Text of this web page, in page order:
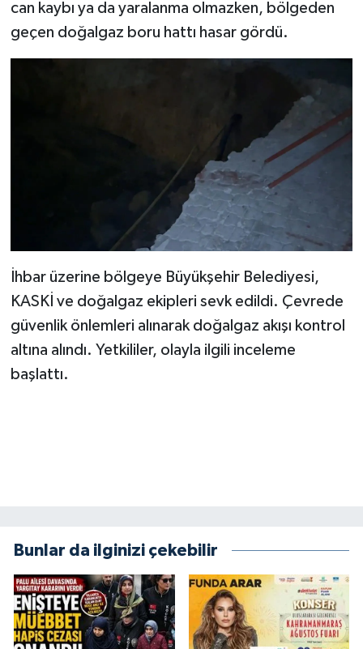
can kaybı ya da yaralanma olmazken, bölgeden
geçen doğalgaz boru hattı hasar gördü.
İhbar üzerine bölgeye Büyükşehir Belediyesi,
KASKİ ve doğalgaz ekipleri sevk edildi. Çevrede
güvenlik önlemleri alınarak doğalgaz akışı kontrol
altına alındı. Yetkililer, olayla ilgili inceleme
başlattı.
Bunlar da ilginizi çekebilir
BİLİMNET
ÇEK GÖNDER
KİTAP
HEDEF2020
Politika
YEREL
BÖLGEDEN